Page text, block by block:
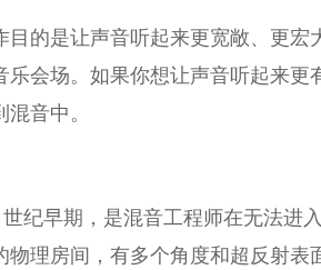
目的是让声音听起来更宽敞、更
乐会场。如果你想让声音听起来
音中。
纪早期，是混音工程师在无法进
理房间，有多个角度和超反射表